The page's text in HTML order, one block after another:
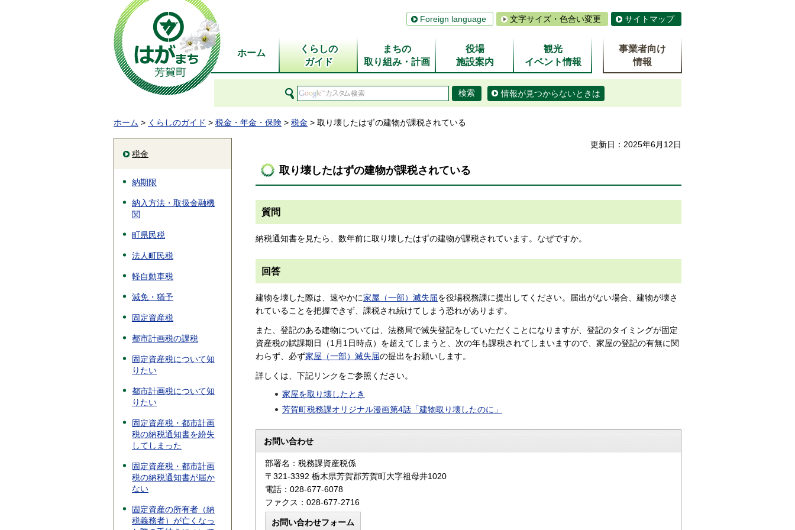
Foreign language 文字サイズ・色合い変更 サイトマップ
ホーム
くらしの
ガイド
まちの
取り組み・計画
役場
施設案内
観光
イベント情報
事業者向け
情報
情報が見つからないときは
ホーム > くらしのガイド > 税金・年金・保険 > 税金 > 取り壊したはずの建物が課税されている
税金
納期限
納入方法・取扱金融機
関
町県民税
法人町民税
軽自動車税
減免・猶予
固定資産税
都市計画税の課税
固定資産税について知
りたい
都市計画税について知
りたい
固定資産税・都市計画
税の納税通知書を紛失
してしまった
固定資産税・都市計画
税の納税通知書が届か
ない
固定資産の所有者（納
税義務者）が亡くなっ
更新日：2025年6月12日
取り壊したはずの建物が課税されている
質問
納税通知書を見たら、数年前に取り壊したはずの建物が課税されています。なぜですか。
回答
建物を壊した際は、速やかに家屋（一部）滅失届を役場税務課に提出してください。届出がない場合、建物が壊さ
れていることを把握できず、課税され続けてしまう恐れがあります。
また、登記のある建物については、法務局で滅失登記をしていただくことになりますが、登記のタイミングが固定
資産税の賦課期日（1月1日時点）を超えてしまうと、次の年も課税されてしまいますので、家屋の登記の有無に関
わらず、必ず家屋（一部）滅失届の提出をお願いします。
詳しくは、下記リンクをご参照ください。
家屋を取り壊したとき
芳賀町税務課オリジナル漫画第4話「建物取り壊したのに」
お問い合わせ
部署名：税務課資産税係
〒321-3392 栃木県芳賀郡芳賀町大字祖母井1020
電話：028-677-6078
ファクス：028-677-2716